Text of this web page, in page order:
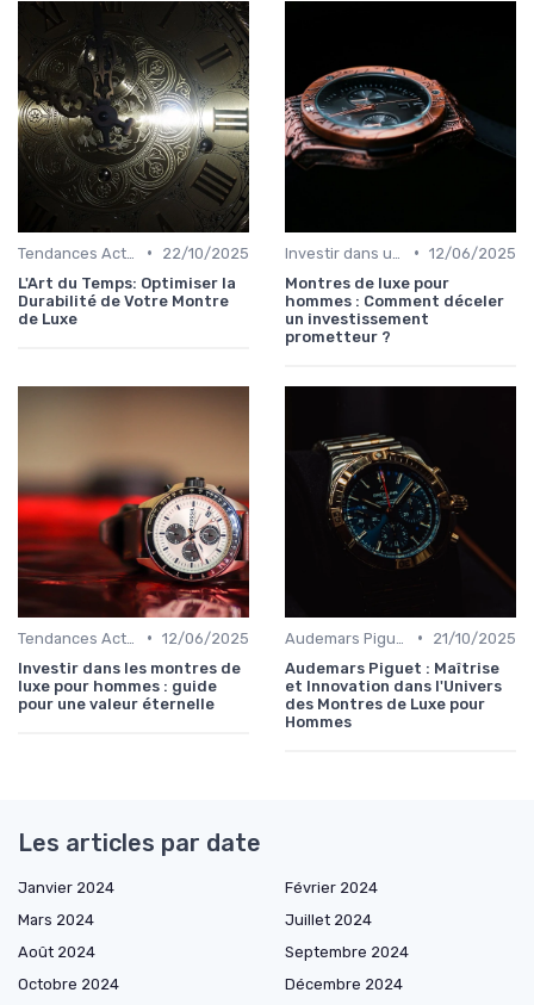
•
22/10/2025
L'Art du Temps: Optimiser la
Durabilité de Votre Montre
de Luxe
• 12/06/2025
Montres de luxe pour
hommes : Comment déceler
un investissement
prometteur ?
• 12/06/2025
Investir dans les montres de
luxe pour hommes : guide
pour une valeur éternelle
•
21/10/2025
Audemars Piguet : Maîtrise
et Innovation dans l'Univers
des Montres de Luxe pour
Hommes
Les articles par date
Janvier 2024
Février 2024
Mars 2024
Juillet 2024
Août 2024
Septembre 2024
Octobre 2024
Décembre 2024